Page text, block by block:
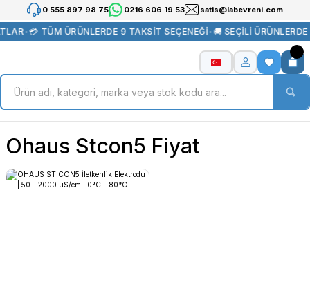
0 555 897 98 75 0216 606 19 53 satis@labevreni.com
•💳 TÜM ÜRÜNLERDE 9 TAKSİT SEÇENEĞİ•🚚 SEÇİLİ ÜRÜNLERDE
Ohaus Stcon5 Fiyat